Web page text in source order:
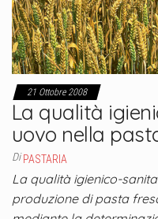
21 Ottobre 2008
La qualità
uovo nella
Di PASTARIA
La qualità igienico-
produzione di pasta